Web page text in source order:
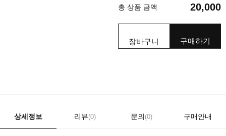
총 상품 금액 20,000
장바구니 구매하기
상세정보 리뷰(0) 문의 (0) 구매안내